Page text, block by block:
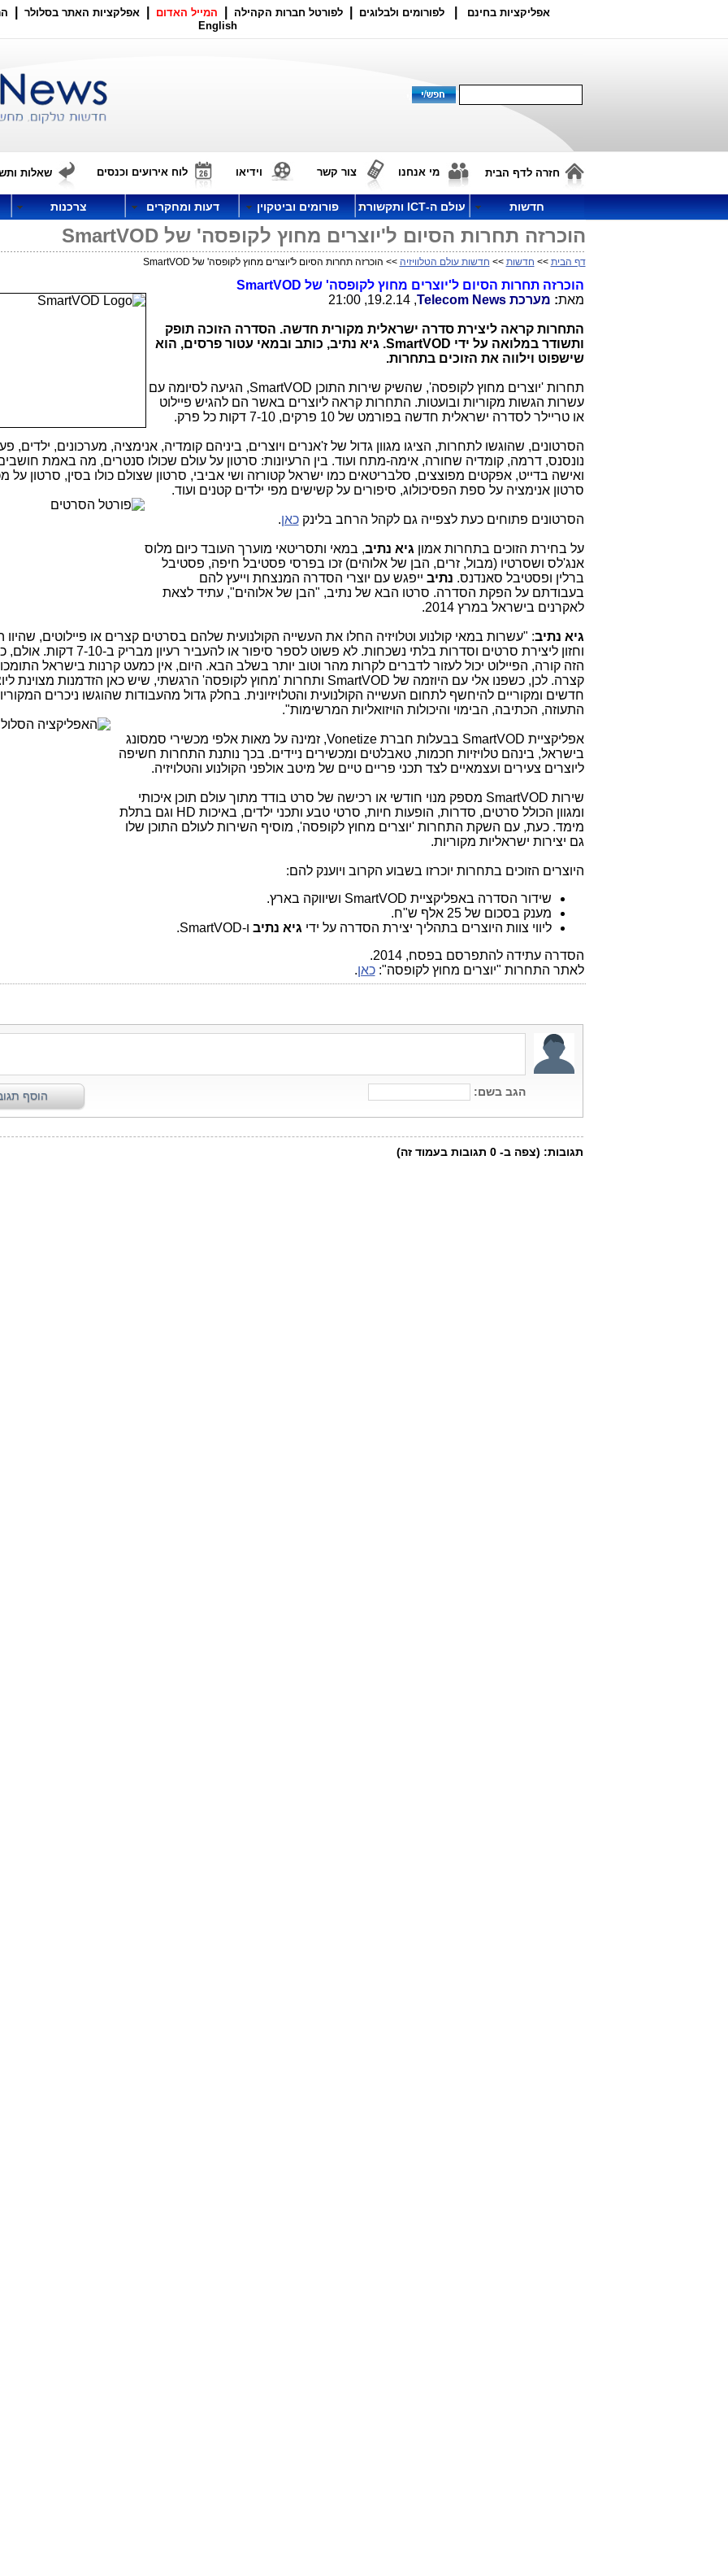
אפליקציות בחינם לפורומים ולבלוגים לפורטל חברות הקהילה המייל האדום אפלקציות האתר בסלולר
English
חזרה לדף הבית מי אנחנו צור קשר וידיאו לוח אירועים וכנסים שאלות
חדשות עולם ה-ICT ותקשורת פורומים וביטקוין דעות ומחקרים צרכנות
הוכרזה תחרות הסיום ל'יוצרים מחוץ לקופסה' של SmartVOD
דף הבית >> חדשות >> חדשות עולם הטלוויזיה >> הוכרזה תחרות הסיום ל'יוצרים מחוץ לקופסה' של SmartVOD
הוכרזה תחרות הסיום ל'יוצרים מחוץ לקופסה' של SmartVOD
מאת: מערכתTelecom News
, 19.2.14, 21:00
התחרות קראה ליצירת סדרה ישראלית מקורית חדשה. הסדרה הזוכה תופק
ותשודר במלואה על ידי SmartVOD. גיא נתיב, כותב ובמאי עטור פרסים, הוא
שישפוט וילווה את הזוכים בתחרות.
תחרות 'יוצרים מחוץ לקופסה', שהשיק שירות התוכן SmartVOD, הגיעה לסיומה עם
עשרות הגשות מקוריות ובועטות. התחרות קראה ליוצרים באשר הם להגיש פיילוט
או טריילר לסדרה ישראלית חדשה בפורמט של 10 פרקים, 7-10 דקות כל פרק.
הסרטונים, שהוגשו לתחרות, הציגו מגוון גדול של ז'אנרים ויוצרים, ביניהם קומדיה, אנימציה, מערכונים, ילדים,
נונסנס, דרמה, קומדיה שחורה, אימה-מתח ועוד. בין הרעיונות: סרטון על עולם שכולו סנטרים, מה באמת
ואישה בדייט, אפקטים מפוצצים, סלבריטאים כמו ישראל קטורזה ושי אביבי, סרטון שצולם כולו בסין, סרטון על
סרטון אנימציה על ספת הפסיכולוג, סיפורים על קשישים מפי ילדים קטנים ועוד.
הסרטונים פתוחים כעת לצפייה גם לקהל הרחב בלינקכאן.
על בחירת הזוכים בתחרות אמון גיא נתיב, במאי ותסריטאי מוערך העובד כיום מלוס
אנג'לס ושסרטיו (מבול, זרים, הבן של אלוהים) זכו בפרסי פסטיבל חיפה, פסטיבל
ברלין ופסטיבל סאנדנס. נתיב ייפגש עם יוצרי הסדרה המנצחת וייעץ להם
בעבודתם על הפקת הסדרה. סרטו הבא של נתיב, "הבן של אלוהים", עתיד לצאת
לאקרנים בישראל במרץ 2014.
גיא נתיב: "עשרות במאי קולנוע וטלויזיה החלו את העשייה הקולנועית שלהם בסרטים קצרים או פיילוטים,
וחזון ליצירת סרטים וסדרות בלתי נשכחות. לא פשוט לספר סיפור או
הזה קורה, הפיילוט יכול לעזור לדברים לקרות מהר וטוב יותר בשלב הבא. היום, אין כמעט קרנות בישראל
קצרה. לכן, כשפנו אלי עם היוזמה של SmartVOD ותחרות 'מחוץ לקופסה' הרגשתי, שיש כאן הזדמנות מצוינת
חדשים ומקוריים להיחשף לתחום העשייה הקולנועית והטלויזיונית. בחלק גדול מהעבודות שהוגשו ניכרים
התעוזה, הכתיבה, הבימוי והיכולות הויזואליות המרשימות".
אפליקציית SmartVOD בבעלות חברתVonetize, זמינה על מאות אלפי מכשירי סמסונג
בישראל, בינהם טלויזיות חכמות, טאבלטים ומכשירים ניידים. בכך נותנת התחרות חשיפה
ליוצרים צעירים ועצמאיים לצד תכני פריים טיים של מיטב אולפני הקולנוע והטלויזיה.
שירות SmartVOD מספק מנוי חודשי או רכישה של סרט בודד מתוך עולם תוכן איכותי
ומגוון הכולל סרטים, סדרות, הופעות חיות, סרטי טבע ותכני ילדים, באיכות HD וגם בתלת
מימד. כעת, עם השקת התחרות 'יוצרים מחוץ לקופסה', מוסיף השירות לעולם התוכן שלו
גם יצירות ישראליות מקוריות.
היוצרים הזוכים בתחרות יוכרזו בשבוע הקרוב ויוענק להם:
שידור הסדרה באפליקציית SmartVOD ושיווקה בארץ.
מענק בסכום של 25 אלף ש"ח.
ליווי צוות היוצרים בתהליך יצירת הסדרה על ידי גיא נתיב ו-SmartVOD
.
הסדרה עתידה להתפרסם בפסח, 2014.
לאתר התחרות "יוצרים מחוץ לקופסה":כאן.